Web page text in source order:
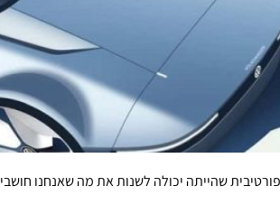
שהייתה יכולה לשנות את מה שאנחנו